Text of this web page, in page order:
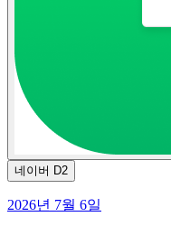
네이버 D2
2026년 7월 6일